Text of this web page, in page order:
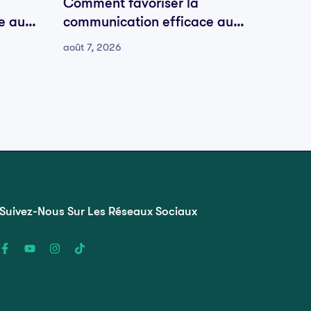
au
Comment favoriser la
communication efficace au
sein de votre équipe
août 7, 2026
Suivez-Nous Sur Les Réseaux Sociaux